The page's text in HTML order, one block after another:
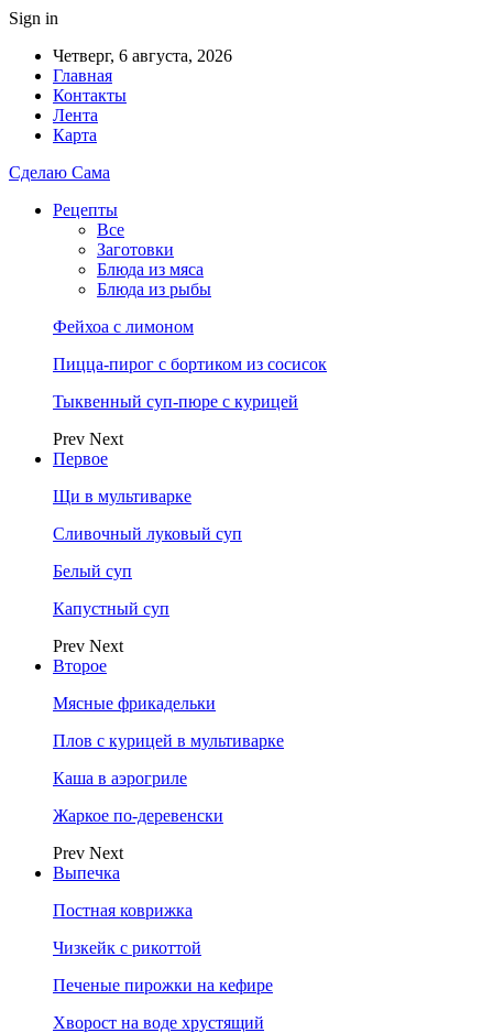
Sign in
Четверг, 6 августа, 2026
Главная
Контакты
Лента
Карта
Сделаю Сама
Рецепты
Все
Заготовки
Блюда из мяса
Блюда из рыбы
Фейхоа с лимоном
Пицца-пирог с бортиком из сосисок
Тыквенный суп-пюре с курицей
Prev Next
Первое
Щи в мультиварке
Сливочный луковый суп
Белый суп
Капустный суп
Prev Next
Второе
Мясные фрикадельки
Плов с курицей в мультиварке
Каша в аэрогриле
Жаркое по-деревенски
Prev Next
Выпечка
Постная коврижка
Чизкейк с рикоттой
Печеные пирожки на кефире
Хворост на воде хрустящий